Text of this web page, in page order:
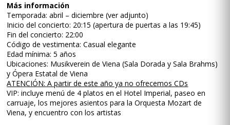
Más información
Temporada: abril – diciembre (ver adjunto)
Inicio del concierto: 20:15 (apertura de puertas a las 19:45)
Fin del concierto: 22:00
Código de vestimenta: Casual elegante
Edad mínima: 5 años
Ubicaciones: Musikverein de Viena (Sala Dorada y Sala Brahms)
y Ópera Estatal de Viena
ATENCIÓN: A partir de este año ya no ofrecemos CDs
VIP: incluye menú de 4 platos en el Hotel Imperial, paseo en
carruaje, los mejores asientos para la Orquesta Mozart de
Viena, y encuentro con los artistas